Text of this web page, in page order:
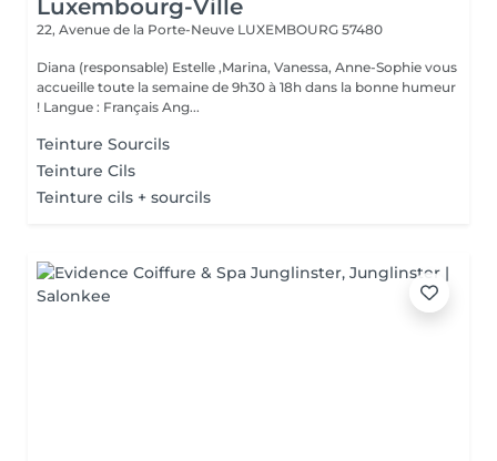
Luxembourg-Ville
22, Avenue de la Porte-Neuve LUXEMBOURG 57480
Diana (responsable) Estelle ,Marina, Vanessa, Anne-Sophie vous
accueille toute la semaine de 9h30 à 18h dans la bonne humeur
! Langue : Français Ang...
Teinture Sourcils
Teinture Cils
Teinture cils + sourcils